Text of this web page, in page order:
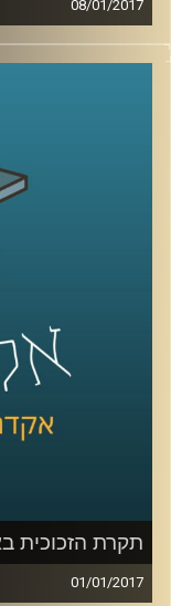
08/01/2017
דוקטור רות
מבקרת מחול
ידע רב על
היוצרים הלא
המחול
שהביאו עמן
והושלך. פרק
של תנועה,
הישראלית
תקרת הזכוכית
01/01/2017